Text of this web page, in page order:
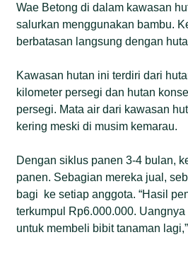
Wae Betong di dalam kawasan
salurkan menggunakan bambu.
berbatasan langsung dengan
Kawasan hutan ini terdiri dari
kilometer persegi dan hutan
persegi. Mata air dari kawasan
kering meski di musim kemarau.
Dengan siklus panen 3-4 bulan,
panen. Sebagian mereka jual,
bagi ke setiap anggota. “Hasil
terkumpul Rp6.000.000.
untuk membeli bibit tanaman